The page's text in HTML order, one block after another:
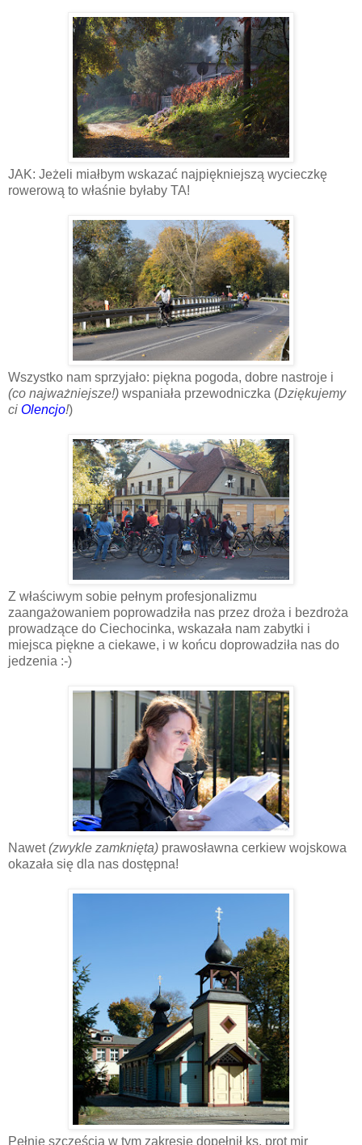
JAK: Jeżeli miałbym wskazać najpiękniejszą wycieczkę
rowerową to właśnie byłaby TA!
Wszystko nam sprzyjało: piękna pogoda, dobre nastroje i
(co najważniejsze!) wspaniała przewodniczka (Dziękujemy
ci Olencjo!)
Z właściwym sobie pełnym profesjonalizmu
zaangażowaniem poprowadziła nas przez droża i bezdroża
prowadzące do Ciechocinka, wskazała nam zabytki i
miejsca piękne a ciekawe, i w końcu doprowadziła nas do
jedzenia :-)
Nawet(zwykle zamknięta) prawosławna cerkiew wojskowa
okazała się dla nas dostępna!
Pełnię szczęścia w tym zakresie dopełnił ks. prot mjr